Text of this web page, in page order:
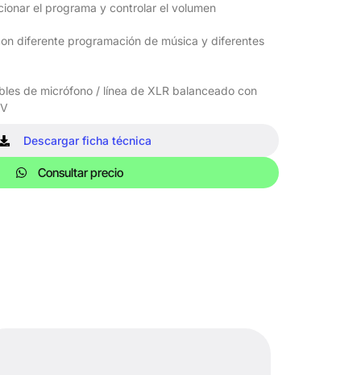
el programa y controlar el volumen
diferente programación de música y diferentes
de micrófono / línea de XLR balanceado con
Descargar ficha técnica
Consultar precio